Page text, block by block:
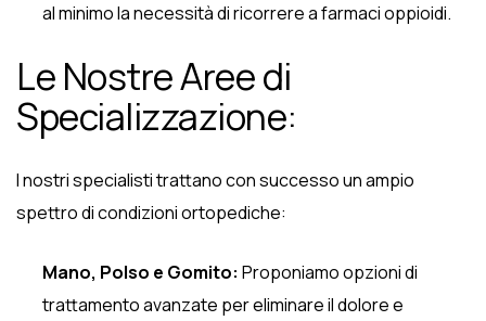
al minimo la necessità di ricorrere a farmaci oppioidi.
Le Nostre Aree di
Specializzazione:
I nostri specialisti trattano con successo un ampio
spettro di condizioni ortopediche:
Mano, Polso e Gomito: Proponiamo opzioni di
trattamento avanzate per eliminare il dolore e